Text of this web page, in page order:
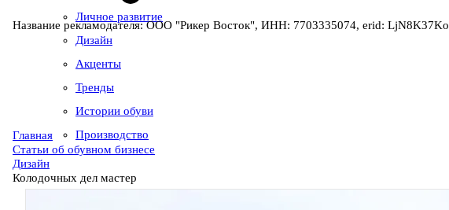
Личное развитие
Дизайн
Акценты
Тренды
Истории обуви
Производство
Название рекламодателя: ООО "Рикер Восток", ИНН: 7703335074, erid: LjN8K37Ko
Главная
Статьи об обувном бизнесе
Дизайн
Колодочных дел мастер